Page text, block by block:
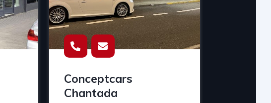
Conceptcars
Chantada